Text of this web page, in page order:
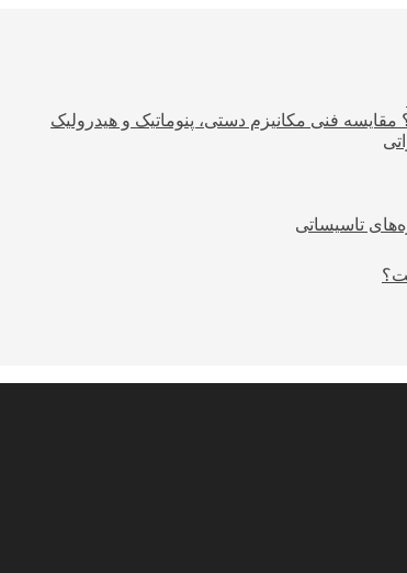
فنی مکانیزم دستی، پنوماتیک و هیدرولیک
تاسیساتی